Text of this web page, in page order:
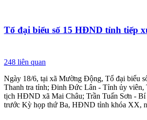
Tổ đại biểu số 15 HĐND tỉnh tiếp
248 liên quan
Ngày 18/6, tại xã Mường Động, Tổ đại biểu
Thanh tra tỉnh; Đinh Đức Lân - Tỉnh ủy
tịch HĐND xã Mai Châu; Trần Tuấn Sơn -
trước Kỳ họp thứ Ba, HĐND tỉnh khóa XX,